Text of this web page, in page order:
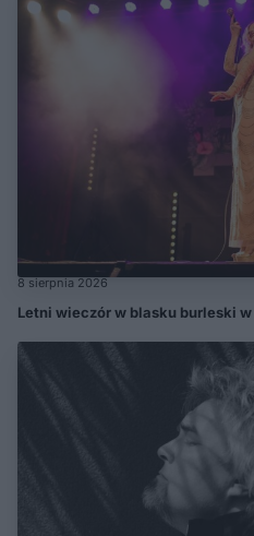
8 sierpnia 2026
Letni wieczór w blasku burleski